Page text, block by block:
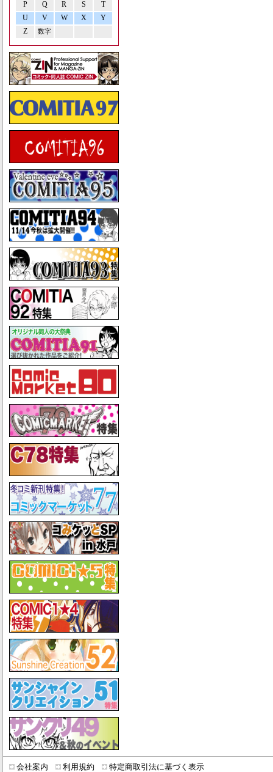
P Q R S
T
U
V W X
Y
Z
数字
会社案内 利用規約 特定商取引法に基づく表示